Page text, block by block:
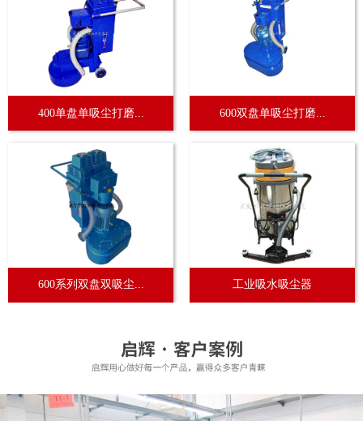
400单盘单吸尘打磨... 600双盘单吸尘打磨...
600系列双盘双吸尘... 工业吸水吸尘器